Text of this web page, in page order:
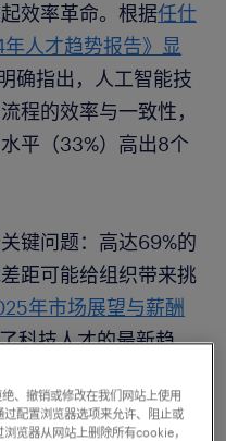
效率革命。根据任仕
人才趋势报告》显
确指出，人工智能技
程的效率与一致性，
平（33%）高出8个
键问题：高达69%的
距可能给组织带来挑
年市场展望与薪酬
科技人才的最新趋
、撤销或修改在我们网站上使用
配置浏览器选项来允许、阻止或
览器从网站上删除所有cookie，